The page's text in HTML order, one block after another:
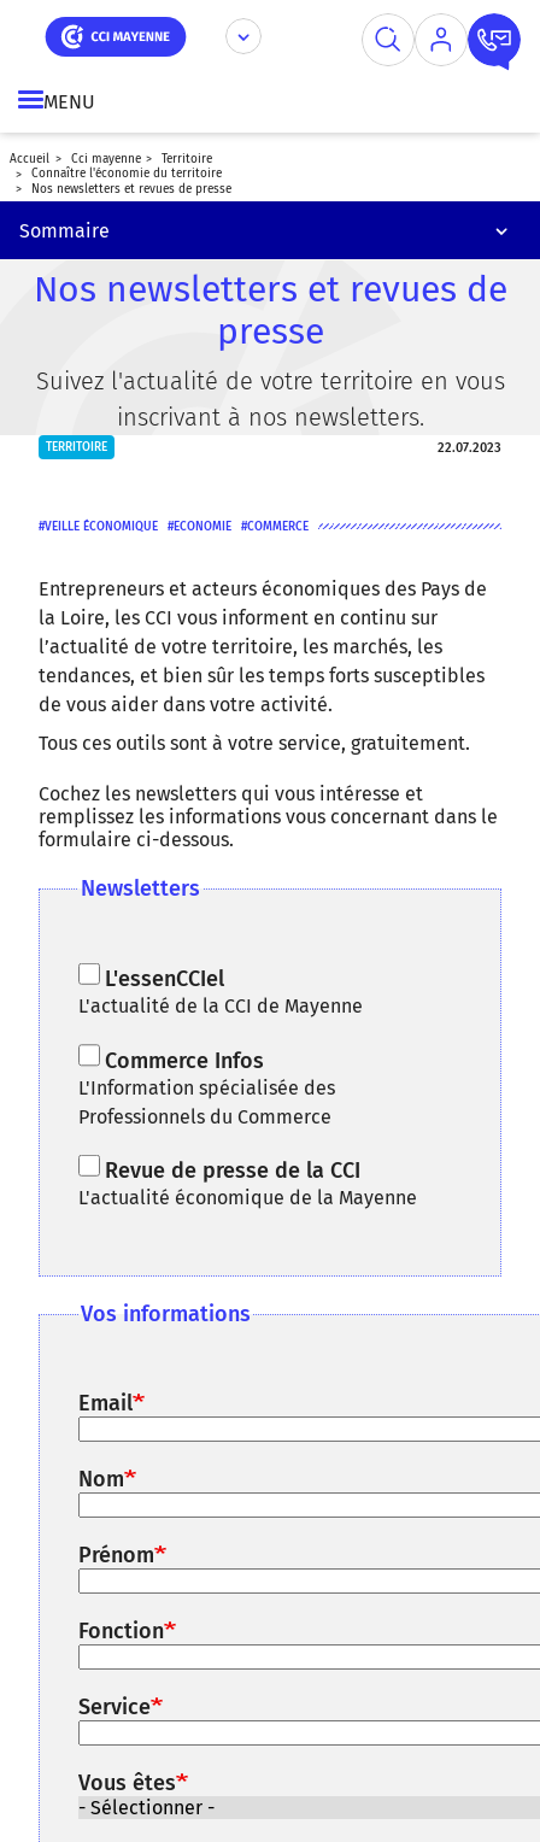
contenu
MENU
accueil cci mayenne
territoire
connaître l'économie du territoire
nos newsletters et revues de presse
Sommaire
Les chiffres clés du territoire
Conjoncture
Fichiers d'entreprises et listes de contacts
Nos newsletters et revues de
presse
Suivez l'actualité de votre territoire en vous
inscrivant à nos newsletters.
TERRITOIRE 22.07.2023
VEILLE ÉCONOMIQUE ECONOMIE COMMERCE
Entrepreneurs et acteurs économiques des Pays de
la Loire, les CCI vous informent en continu sur
l’actualité de votre territoire, les marchés, les
tendances, et bien sûr les temps forts susceptibles
de vous aider dans votre activité.
Tous ces outils sont à votre service, gratuitement.
Cochez les newsletters qui vous intéresse et
remplissez les informations vous concernant dans le
formulaire ci-dessous.
Newsletters
L'essenCCIel
L'actualité de la CCI de Mayenne
Commerce Infos
L'Information spécialisée des
Professionnels du Commerce
Revue de presse de la CCI
L'actualité économique de la Mayenne
Vos informations
Email
Nom
Prénom
Fonction
Service
Vous êtes
Panneau de gestion des cookies